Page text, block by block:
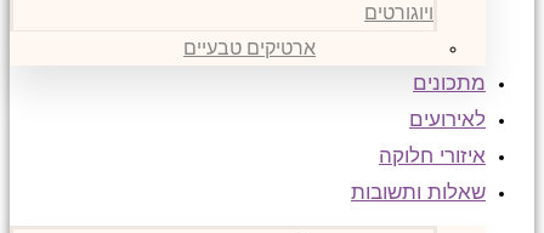
ויוגורטים
ארטיקים טבעיים
מתכונים
לאירועים
איזורי חלוקה
שאלות ותשובות